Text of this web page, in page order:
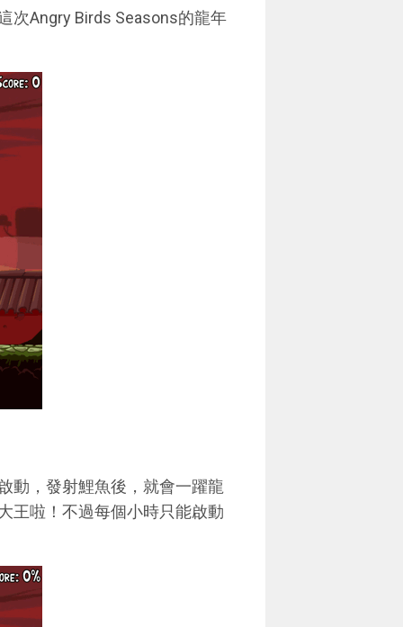
次Angry Birds Seasons的龍年
動，發射鯉魚後，就會一躍龍
王啦！不過每個小時只能啟動